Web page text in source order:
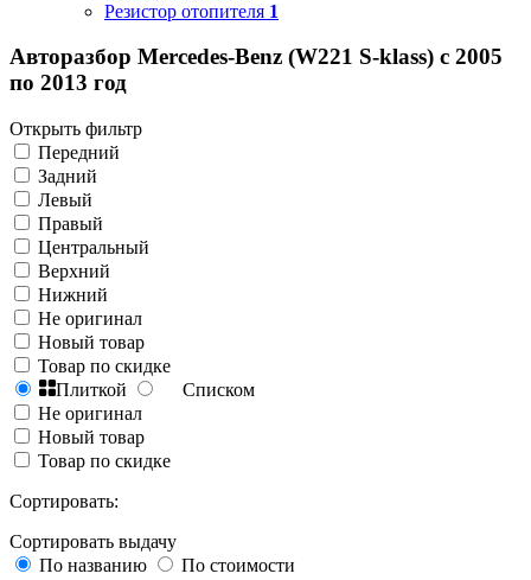
Резистор отопителя 1
Авторазбор Mercedes-Benz (W221 S-klass) с 2005
по 2013 год
Открыть фильтр
Передний
Задний
Левый
Правый
Центральный
Верхний
Нижний
Не оригинал
Новый товар
Товар по скидке
Плиткой
Списком
Не оригинал
Новый товар
Товар по скидке
Сортировать:
Сортировать выдачу
По названию
По стоимости